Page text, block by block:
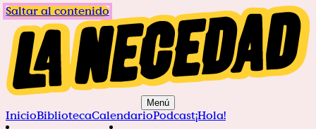
Saltar al contenido
Menú
InicioBibliotecaCalendarioPodcast¡Hola!